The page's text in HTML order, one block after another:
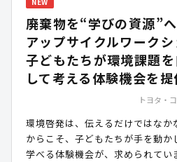
廃棄物を“学びの資源”
アップサイクルワークシ
子どもたちが環境課題
して考える体験機会を提
トヨタ・
環境啓発は、伝えるだけではなか
からこそ、子どもたちが手を動か
学べる体験機会が、求められてい